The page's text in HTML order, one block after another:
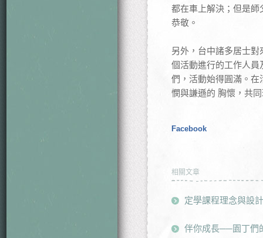
都在車上解決；但是
恭敬。
另外，台中諸多居士
個活動進行的工作人
們，活動始得圓滿。
憫與謙遜的 胸懷，共
Facebook
相關文章
定學課程理念與設計
伴你成長──園丁們